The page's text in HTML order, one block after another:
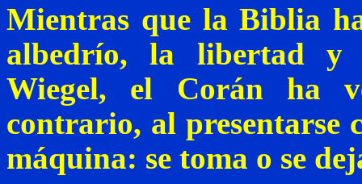
Mientras que la Biblia
albedrío, la libertad y
Wiegel, el Corán ha
contrario, al presentarse
máquina: se toma o se